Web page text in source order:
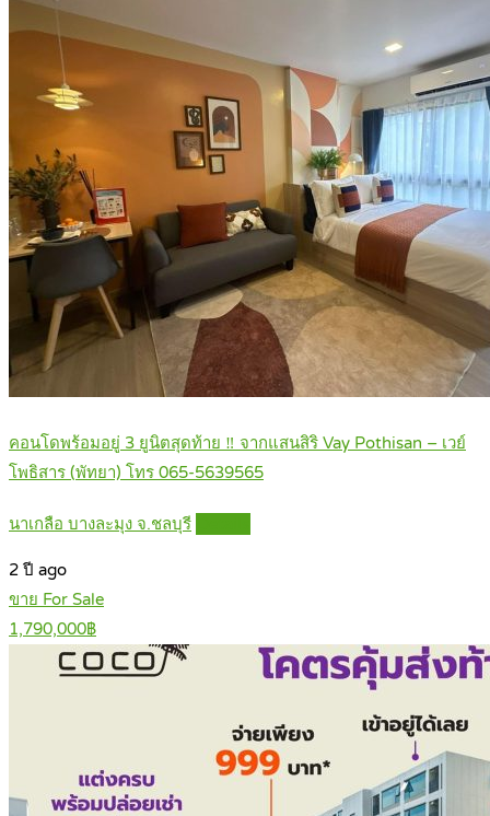
คอนโดพร้อมอยู่ 3 ยูนิตสุดท้าย ‼️ จากแสนสิริ Vay Pothisan – เวย์
โพธิสาร (พัทยา) โทร 065-5639565
นาเกลือ บางละมุง จ.ชลบุรี
2 ปี ago
ขาย For Sale
1,790,000฿